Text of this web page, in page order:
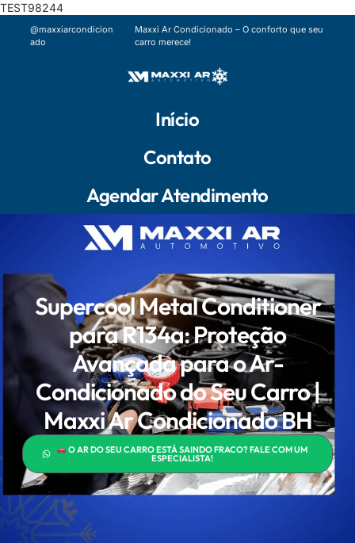
TEST98244
@maxxiarcondicion
ado
Maxxi Ar Condicionado – O conforto que seu
carro merece!
Início
Contato
Agendar Atendimento
Supercool Metal Conditioner
para R134a: Proteção
Avançada para o Ar-
Condicionado do Seu Carro |
Maxxi Ar Condicionado BH
O AR DO SEU CARRO ESTÁ SAINDO FRACO? FALE COM UM
ESPECIALISTA!